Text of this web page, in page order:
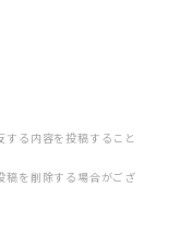
る内容を投稿すること
稿を削除する場合がござ